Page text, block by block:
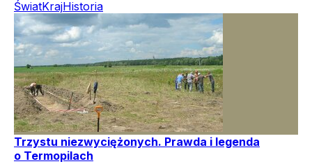
ŚwiatKrajHistoria
Trzystu niezwyciężonych. Prawda i legenda
o Termopilach